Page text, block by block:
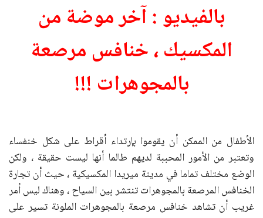
بالفيديو : آخر موضة من
المكسيك ، خنافس مرصعة
بالمجوهرات !!!
الأطفال من الممكن أن يقوموا بإرتداء أقراط على شكل خنفساء
وتعتبر من الأمور المحببة لديهم طالما أنها ليست حقيقة ، ولكن
الوضع مختلف تماما في مدينة ميريدا المكسيكية ، حيث أن تجارة
الخنافس المرصعة بالمجوهرات تنتشر بين السياح ، وهناك ليس أمر
غريب أن تشاهد خنافس مرصعة بالمجوهرات الملونة تسير على